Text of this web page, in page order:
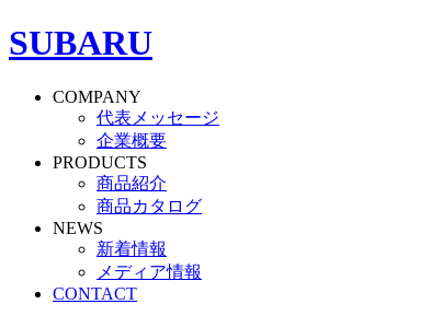
SUBARU
COMPANY
代表メッセージ
企業概要
PRODUCTS
商品紹介
商品カタログ
NEWS
新着情報
メディア情報
CONTACT